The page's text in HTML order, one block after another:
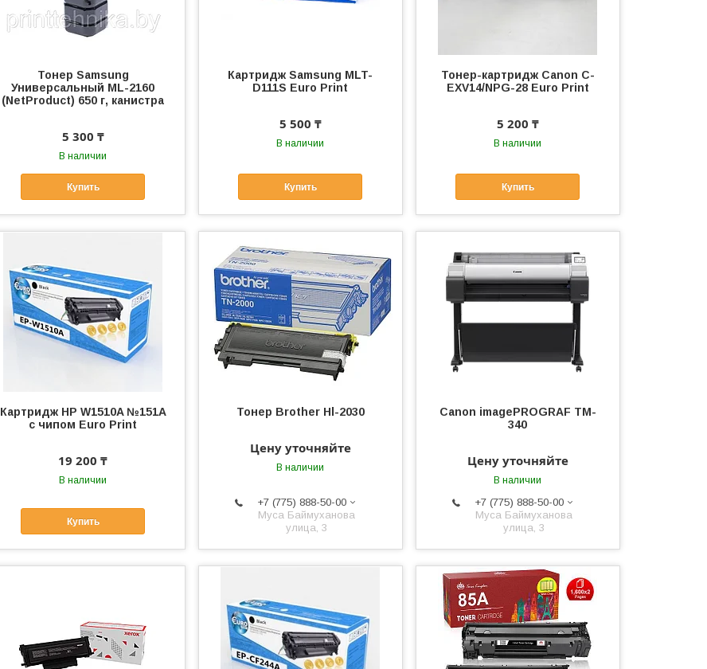
Тонер Samsung
Универсальный ML-2160
(NetProduct) 650 г, канистра
5 300 ₸
В наличии
Купить
Картридж Samsung MLT-
D111S Euro Print
5 500 ₸
В наличии
Купить
Тонер-картридж Canon C-
EXV14/NPG-28 Euro Print
5 200 ₸
В наличии
Купить
Картридж HP W1510A №151A
с чипом Euro Print
19 200 ₸
В наличии
Купить
Тонер Brother Hl-2030
Цену уточняйте
В наличии
+7 (775) 888-50-00
​Муса Баймуханова
улица, 3
Canon imagePROGRAF TM-
340
Цену уточняйте
В наличии
+7 (775) 888-50-00
​Муса Баймуханова
улица, 3